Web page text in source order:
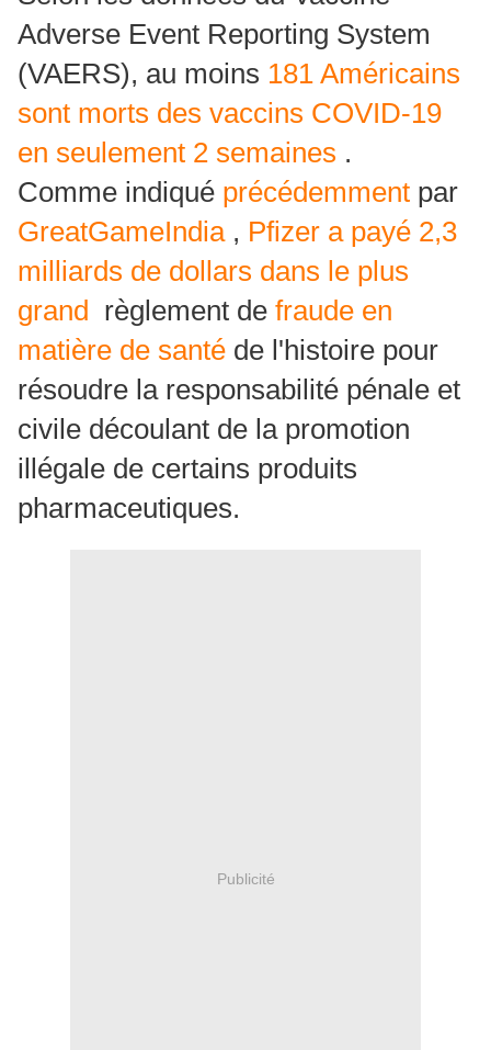
Adverse Event Reporting System
(VAERS), au moins 181 Américains
sont morts des vaccins COVID-19
en seulement 2 semaines .
Comme indiqué précédemment par
GreatGameIndia, Pfizer a payé 2,3
milliards de dollars dans le plus
grand règlement de fraude en
matière de santé de l'histoire pour
résoudre la responsabilité pénale et
civile découlant de la promotion
illégale de certains produits
pharmaceutiques.
Publicité